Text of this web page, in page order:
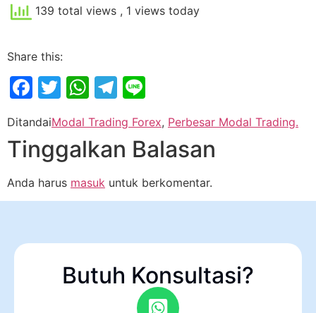
139 total views , 1 views today
Share this:
Facebook
Twitter
WhatsApp
Telegram
DitandaiModal Trading Forex, Perbesar Modal Trading.
Tinggalkan Balasan
Anda harus masuk untuk berkomentar.
Butuh Konsultasi?